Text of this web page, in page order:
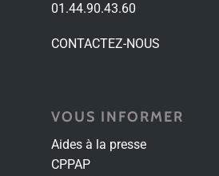
01.44.90.43.60
CONTACTEZ-NOUS
VOUS INFORMER
Aides à la presse
CPPAP